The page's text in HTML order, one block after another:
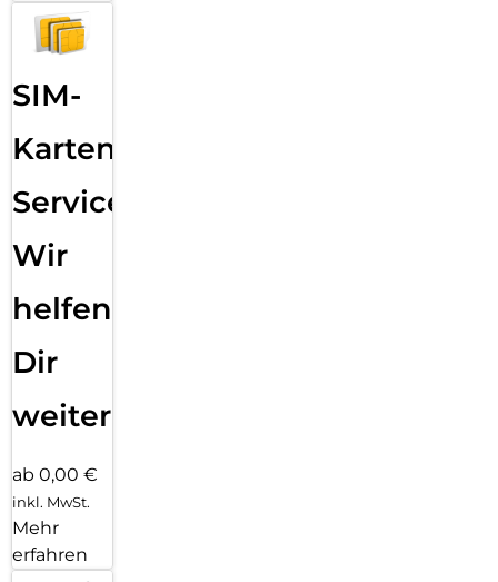
SIM-
Karten
Service:
Wir
helfen
Dir
weiter
ab 0,00 €
inkl. MwSt.
Mehr
erfahren